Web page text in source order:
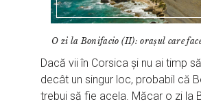
O zi la Bonifacio (II): orașul care
Dacă vii în Corsica și nu ai timp
decât un singur loc, probabil că
trebui să fie acela. Măcar o zi la